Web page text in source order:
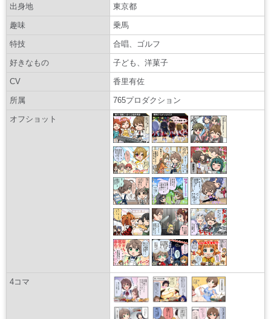
出身地 東京都
趣味 乗馬
特技 合唱、ゴルフ
好きなもの 子ども、洋菓子
CV 香里有佐
所属 765プロダクション
オフショット
4コマ